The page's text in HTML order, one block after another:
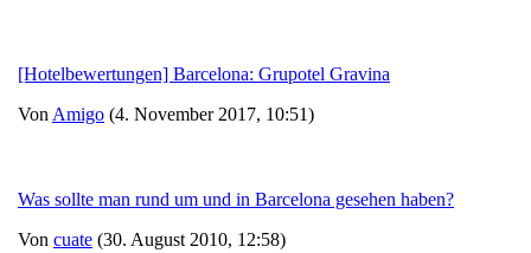
[Hotelbewertungen] Barcelona: Grupotel Gravina
Von Amigo (4. November 2017, 10:51)
Was sollte man rund um und in Barcelona gesehen haben?
Von cuate (30. August 2010, 12:58)